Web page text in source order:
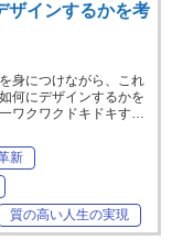
ザインするかを考
身につけながら、これ
何にデザインするかを
ワクワクドキドキす…
新
質の高い人生の実現